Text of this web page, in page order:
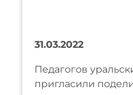
31.03.2022
Педагогов
пригласили